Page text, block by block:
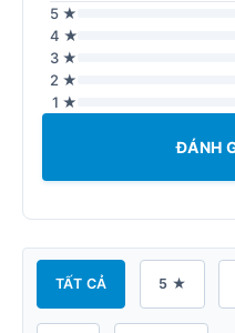
5 ★
4 ★
3 ★
2 ★
1 ★
ĐÁNH
TẤT CẢ 5 ★